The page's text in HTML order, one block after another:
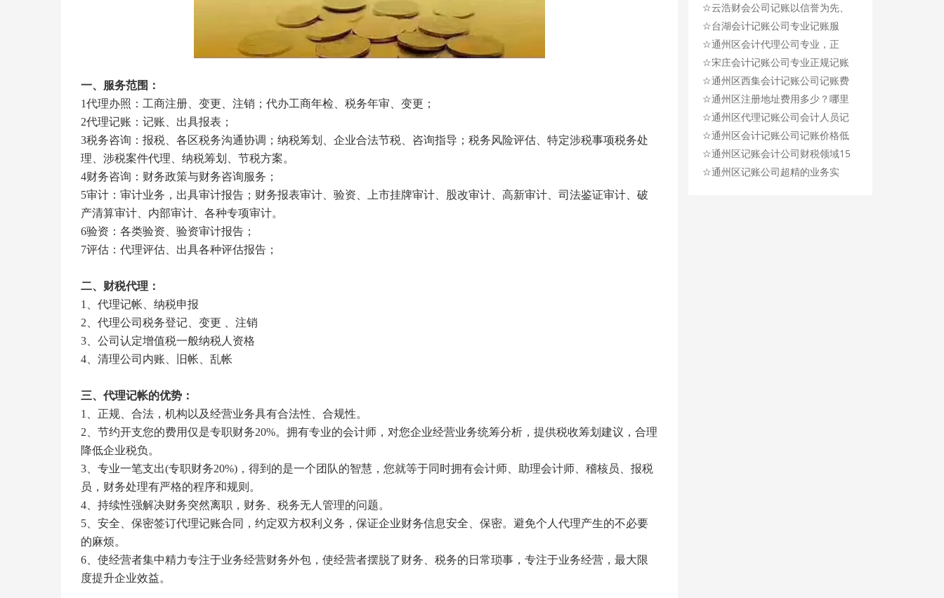
一、服务范围：
1代理办照：工商注册、变更、注销；代办工商年检、税务年审、变更；
2代理记账：记账、出具报表；
3税务咨询：报税、各区税务沟通协调；纳税筹划、企业合法节税、咨询指导；税务风险评估、特定涉税事项税务处
理、涉税案件代理、纳税筹划、节税方案。
4财务咨询：财务政策与财务咨询服务；
5审计：审计业务，出具审计报告；财务报表审计、验资、上市挂牌审计、股改审计、高新审计、司法鉴证审计、破
产清算审计、内部审计、各种专项审计。
6验资：各类验资、验资审计报告；
7评估：代理评估、出具各种评估报告；
二、财税代理：
1
、代理记帐、纳税申报
2 、代理公司税务登记、变更
、注销
3 、公司认定增值税一般纳税人资格
4 、清理公司内账、旧帐、乱帐
三、代理记帐的优势：
1
、正规、合法，机构以及经营业务具有合法性、合规性。
2 、节约开支您的费用仅是专职财务20%。拥有专业的会计师，对您企业经营业务统筹分析，提供税收筹划建议，合理
降低企业税负。
3 、专业一笔支出(专职财务20%) ，得到的是一个团队的智慧，您就等于同时拥有会计师、助理会计师、稽核员、报税
员，财务处理有严格的程序和规则。
4 、持续性强解决财务突然离职，财务、税务无人管理的问题。
5 、安全、保密签订代理记账合同，约定双方权利义务，保证企业财务信息安全、保密。避免个人代理产生的不必要
的麻烦。
6 、使经营者集中精力专注于业务经营财务外包，使经营者摆脱了财务、税务的日常琐事，专注于业务经营，最大限
度提升企业效益。
☆云浩财会公司记账以信誉为先、
服务至上！
☆台湖会计记账公司专业记账服
务，为企业节省成本！
☆通州区会计代理公司专业，正
规，解决记账后顾之忧！
☆宋庄会计记账公司专业正规记账
公司，记账优质快捷！
☆通州区西集会计记账公司记账费
用每月200元！
☆通州区注册地址费用多少？哪里
有？需要注意什么？
☆通州区代理记账公司会计人员记
账认真负责、精进专业！
☆通州区会计记账公司记账价格低
廉，帮您省钱，又省力！
☆通州区记账会计公司财税领域15
年执业经验，记账专业！
☆通州区记账公司超精的业务实